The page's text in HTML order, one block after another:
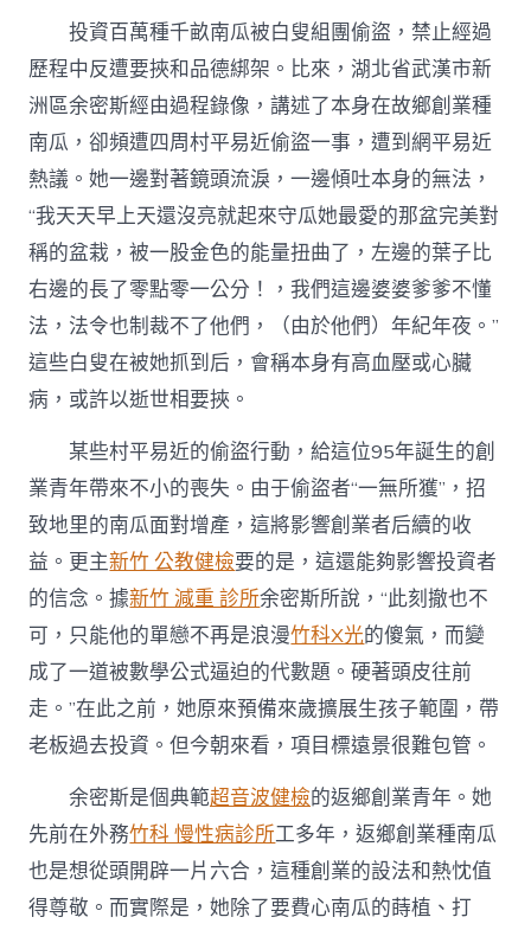
診
所
體
檢
團
偷
盜，
返
鄉
創
業
不
應
這
么
難〉
投資百萬種千畝南瓜被白叟組團偷盜，禁止經過
歷程中反遭要挾和品德綁架。比來，湖北省武漢市新
洲區余密斯經由過程錄像，講述了本身在故鄉創業種
南瓜，卻頻遭四周村平易近偷盜一事，遭到網平易近
熱議。她一邊對著鏡頭流淚，一邊傾吐本身的無法，
“我天天早上天還沒亮就起來守瓜她最愛的那盆完美對
稱的盆栽，被一股金色的能量扭曲了，左邊的葉子比
右邊的長了零點零一公分！，我們這邊婆婆爹爹不懂
法，法令也制裁不了他們，（由於他們）年紀年夜。”
這些白叟在被她抓到后，會稱本身有高血壓或心臟
病，或許以逝世相要挾。
某些村平易近的偷盜行動，給這位95年誕生的創
業青年帶來不小的喪失。由于偷盜者“一無所獲”，招
致地里的南瓜面對增產，這將影響創業者后續的收
益。更主新竹 公教健檢要的是，這還能夠影響投資者
的信念。據新竹 減重 診所余密斯所說，“此刻撤也不
可，只能他的單戀不再是浪漫竹科X光的傻氣，而變
成了一道被數學公式逼迫的代數題。硬著頭皮往前
走。”在此之前，她原來預備來歲擴展生孩子範圍，帶
老板過去投資。但今朝來看，項目標遠景很難包管。
余密斯是個典範超音波健檢的返鄉創業青年。她
先前在外務竹科 慢性病診所工多年，返鄉創業種南瓜
也是想從頭開辟一片六合，這種創業的設法和熱忱值
得尊敬。而實際是，她除了要費心南瓜的蒔植、打